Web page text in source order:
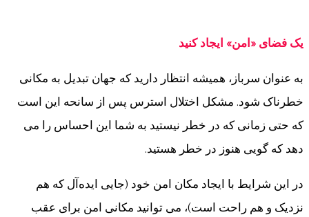
یک فضای «امن» ایجاد کنید
به عنوان سرباز، همیشه انتظار دارید که جهان تبدیل به مکانی
خطرناک شود. مشکل اختلال استرس پس از سانحه این است
که حتی زمانی که در خطر نیستید به شما این احساس را می
دهد که گویی هنوز در خطر هستید.
در این شرایط با ایجاد مکان امن خود (جایی ایده‌آل که هم
نزدیک و هم راحت است)، می توانید مکانی امن برای عقب